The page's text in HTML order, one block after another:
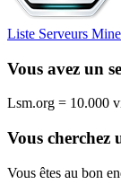
Liste Serveurs
Vous avez un
Lsm.org = 10.000
Vous cherchez
Vous êtes au bon